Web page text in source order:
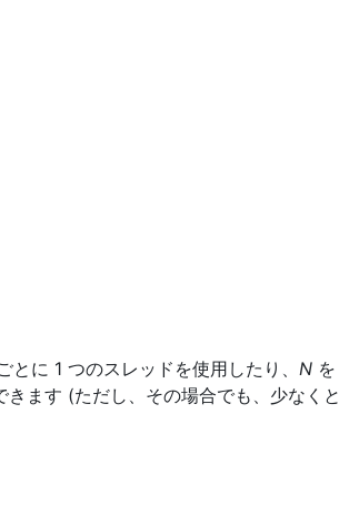
に 1 つのスレッドを使用したり、 N を
ます (ただし、その場合でも、少なくと